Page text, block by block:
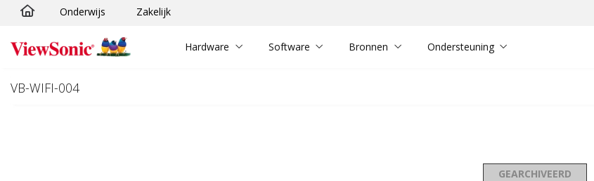
Ga naar hoofdinhoud
Onderwijs Zakelijk
Hardware Software Bronnen Ondersteuning
VB-WIFI-004
GEARCHIVEERD